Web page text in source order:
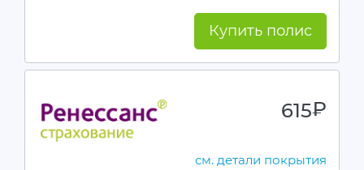
Купить полис
615руб.
см. детали покрытия